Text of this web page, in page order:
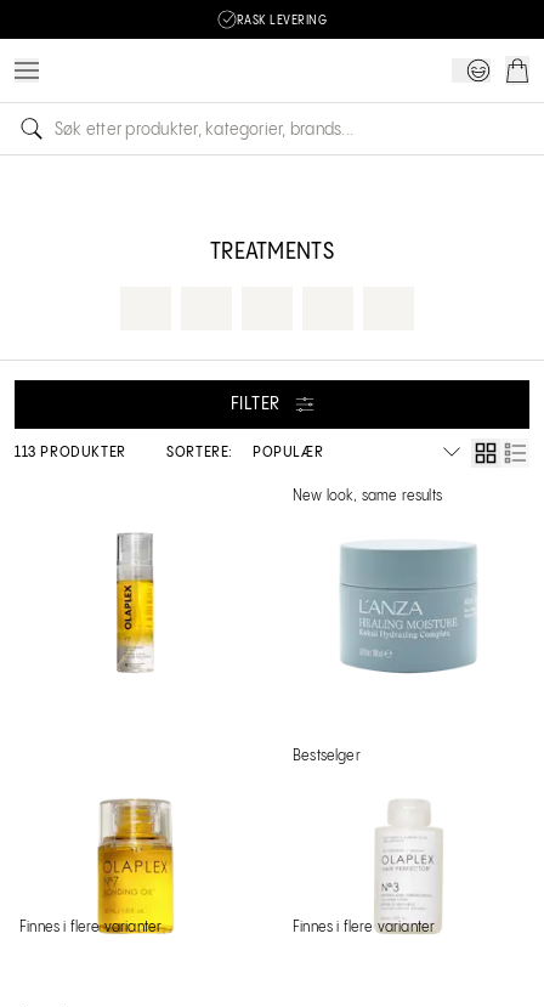
RASK LEVERING
TREATMENTS
FILTER
113 PRODUKTER SORTERE:
New look, same results
Finnes i flere varianter
Bestselger
Finnes i flere varianter